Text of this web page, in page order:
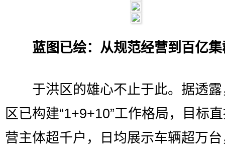
蓝图已绘：从规范经营到百亿集
于洪区的雄心不止于此。据透露
区已构建“1+9+10”工作格局，目标直
营主体超千户，日均展示车辆超万